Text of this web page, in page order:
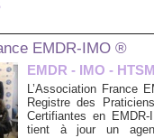
EMDR-IMO ®
EMDR - IMO -
L’Association France
Registre des
Certifiantes en
tient à jour un